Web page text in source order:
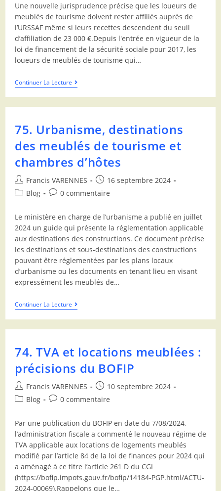
Une nouvelle jurisprudence précise que les loueurs de
meublés de tourisme doivent rester affiliés auprès de
l’URSSAF même si leurs recettes descendent du seuil
d’affiliation de 23 000 €.Depuis l'entrée en vigueur de la
loi de financement de la sécurité sociale pour 2017, les
loueurs de meublés de tourisme qui…
Continuer La Lecture
75. Urbanisme, destinations
des meublés de tourisme et
chambres d’hôtes
Francis VARENNES
16 septembre 2024
Blog
0 commentaire
Le ministère en charge de l’urbanisme a publié en juillet
2024 un guide qui présente la réglementation applicable
aux destinations des constructions. Ce document précise
les destinations et sous-destinations des constructions
pouvant être réglementées par les plans locaux
d’urbanisme ou les documents en tenant lieu en visant
expressément les meublés de…
Continuer La Lecture
74. TVA et locations meublées :
précisions du BOFIP
Francis VARENNES
10 septembre 2024
Blog
0 commentaire
Par une publication du BOFIP en date du 7/08/2024,
l’administration fiscale a commenté le nouveau régime de
TVA applicable aux locations de logements meublés
modifié par l’article 84 de la loi de finances pour 2024 qui
a aménagé à ce titre l’article 261 D du CGI
(https://bofip.impots.gouv.fr/bofip/14184-PGP.html/ACTU-
2024-00069).Rappelons que le…